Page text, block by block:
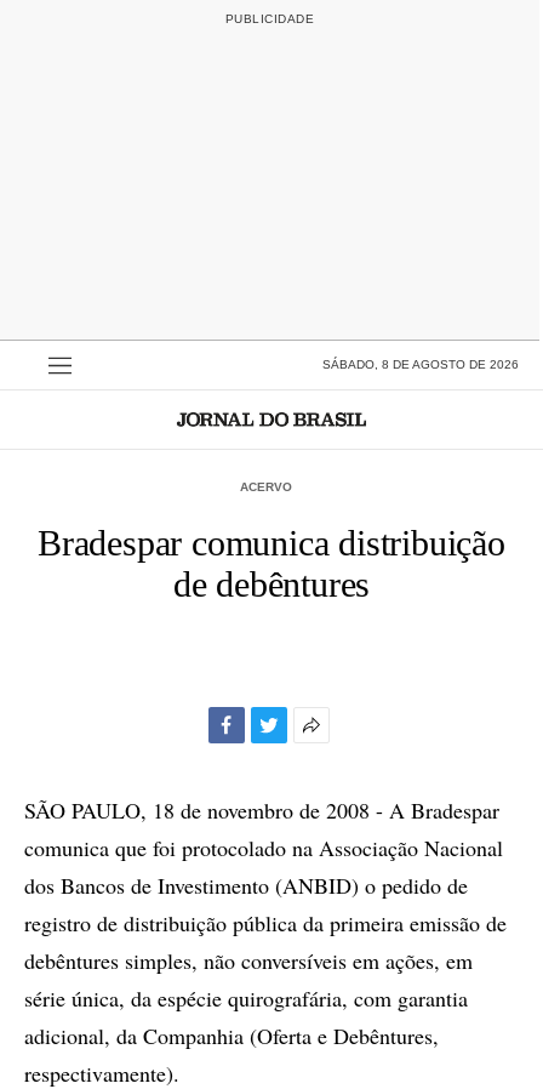
SÁBADO, 8 DE AGOSTO DE 2026
ACERVO
Bradespar comunica distribuição
de debêntures
compartilhamento
SÃO PAULO, 18 de novembro de 2008 - A Bradespar
comunica que foi protocolado na Associação Nacional
dos Bancos de Investimento (ANBID) o pedido de
registro de distribuição pública da primeira emissão de
debêntures simples, não conversíveis em ações, em
série única, da espécie quirografária, com garantia
adicional, da Companhia (Oferta e Debêntures,
respectivamente).